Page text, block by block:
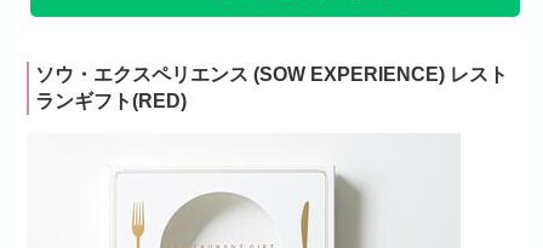
ソウ・エクスペリエンス (SOW EXPERIENCE) レスト
ランギフト(RED)